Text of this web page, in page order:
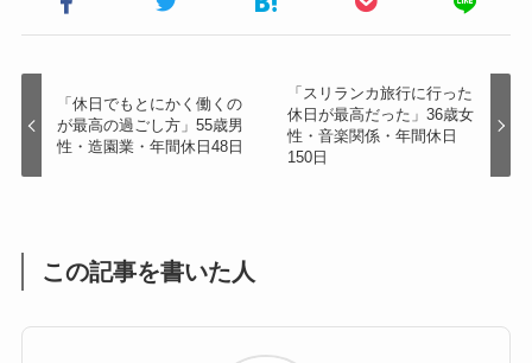
「休日でもとにかく働くの
が最高の過ごし方」55歳男
性・造園業・年間休日48日
「スリランカ旅行に行った
休日が最高だった」36歳女
性・音楽関係・年間休日
150日
この記事を書いた人